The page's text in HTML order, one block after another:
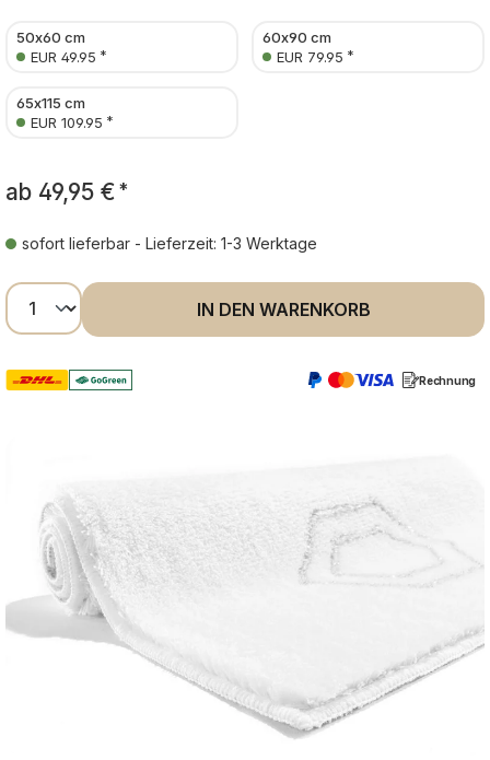
50x60 cm
EUR 49.95 *
60x90 cm
EUR 79.95 *
65x115 cm
EUR 109.95 *
ab 49,95 € *
sofort lieferbar - Lieferzeit: 1-3 Werktage
Produkt Anzahl: Gib den gewünschten
IN DEN WARENKORB
Rechnung